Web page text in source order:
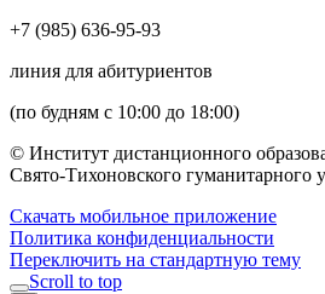
+7 (985) 636-95-93
линия для абитуриентов
(по будням с 10:00 до 18:00)
© Институт дистанционного
Свято-Тихоновского гуманитарного
Скачать мобильное приложение
Политика конфиденциальности
Переключить на стандартную тему
Scroll to top